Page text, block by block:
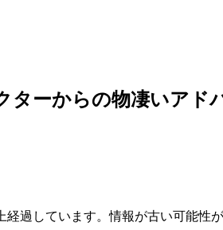
ターからの物凄いアド
過しています。情報が古い可能性